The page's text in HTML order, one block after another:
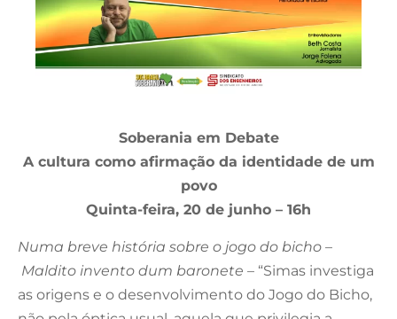
Soberania em Debate
A cultura como afirmação da identidade de um
povo
Quinta-feira, 20 de junho – 16h
Numa breve história sobre o jogo do bicho –
Maldito invento dum baronete – “Simas investiga
as origens e o desenvolvimento do Jogo do Bicho,